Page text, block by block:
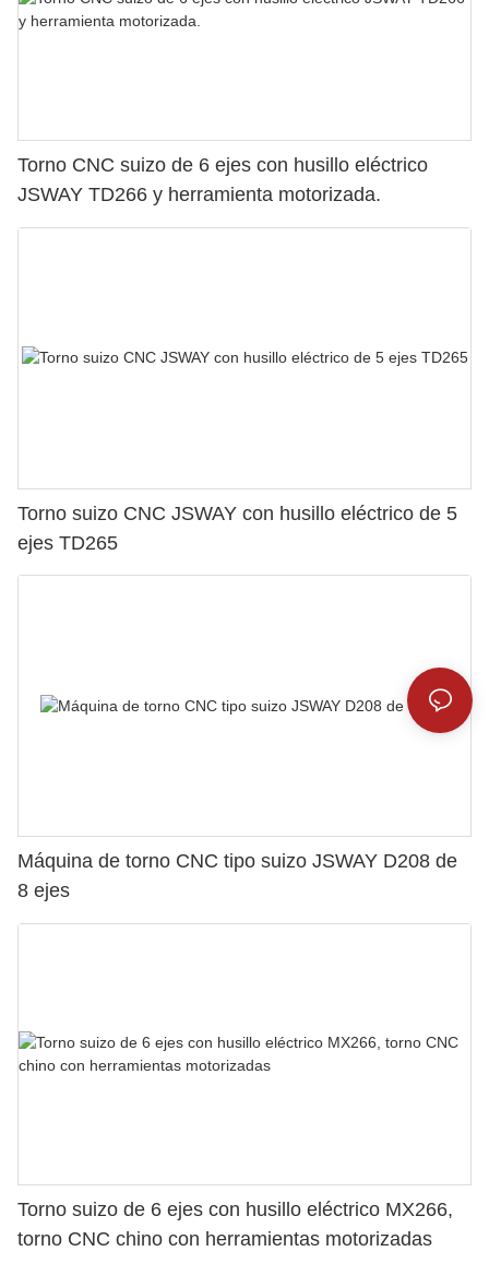
Torno CNC suizo de 6 ejes con husillo eléctrico
JSWAY TD266 y herramienta motorizada.
Torno suizo CNC JSWAY con husillo eléctrico de 5
ejes TD265
Máquina de torno CNC tipo suizo JSWAY D208 de
8 ejes
Torno suizo de 6 ejes con husillo eléctrico MX266,
torno CNC chino con herramientas motorizadas